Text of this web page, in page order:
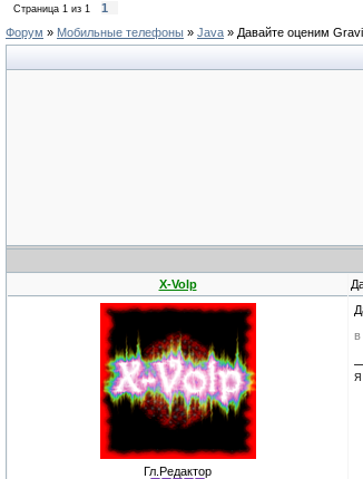
Страница 1 из 1
1
Форум » Мобильные телефоны » Java » Давайте оценим
X-Volp
Гл.Редактор
Я